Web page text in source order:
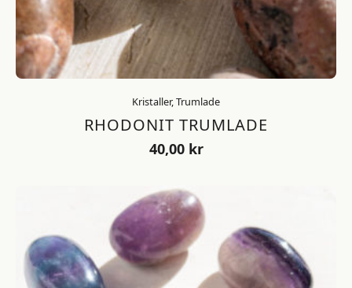
Kristaller, Trumlade
RHODONIT TRUMLADE
40,00 kr